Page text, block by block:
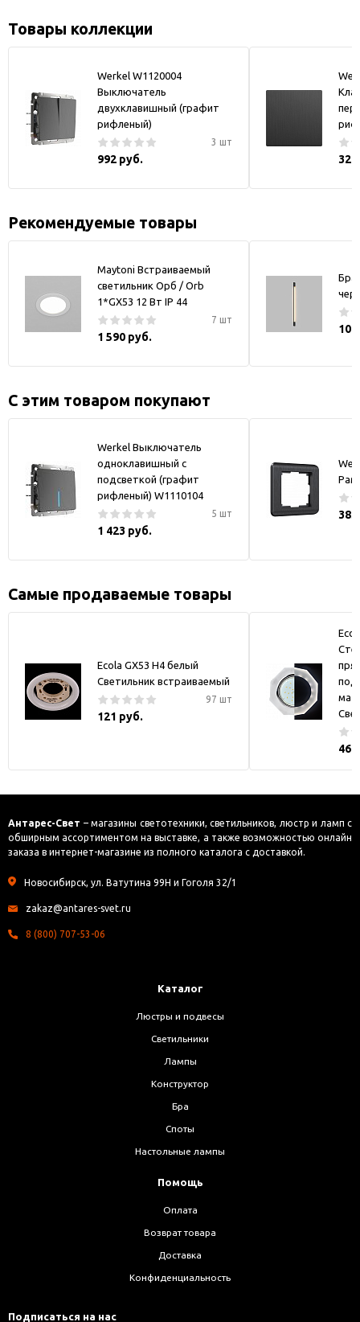
Товары коллекции
Werkel W1120004
Выключатель
двухклавишный (графит
рифленый)
3 шт
992 руб.
Рекомендуемые товары
Maytoni Встраиваемый
светильник Орб / Orb
1*GX53 12 Вт IP 44
7 шт
1 590 руб.
Бра
10
С этим товаром покупают
Werkel Выключатель
одноклавишный с
подсветкой (графит
рифленый) W1110104
5 шт
1 423 руб.
Самые продаваемые товары
Ecola GX53 H4 белый
Светильник встраиваемый
97 шт
121 руб.
Антарес-Свет – магазины светотехники, светильников, люстр и ламп с
обширным ассортиментом на выставке, а также возможностью онлайн
заказа в интернет-магазине из полного каталога с доставкой.
Новосибирск, ул. Ватутина 99Н и Гоголя 32/1
zakaz@antares-svet.ru
8 (800) 707-53-06
Каталог
Люстры и подвесы
Светильники
Лампы
Конструктор
Бра
Споты
Настольные лампы
Помощь
Оплата
Возврат товара
Доставка
Конфиденциальность
Подписаться на нас